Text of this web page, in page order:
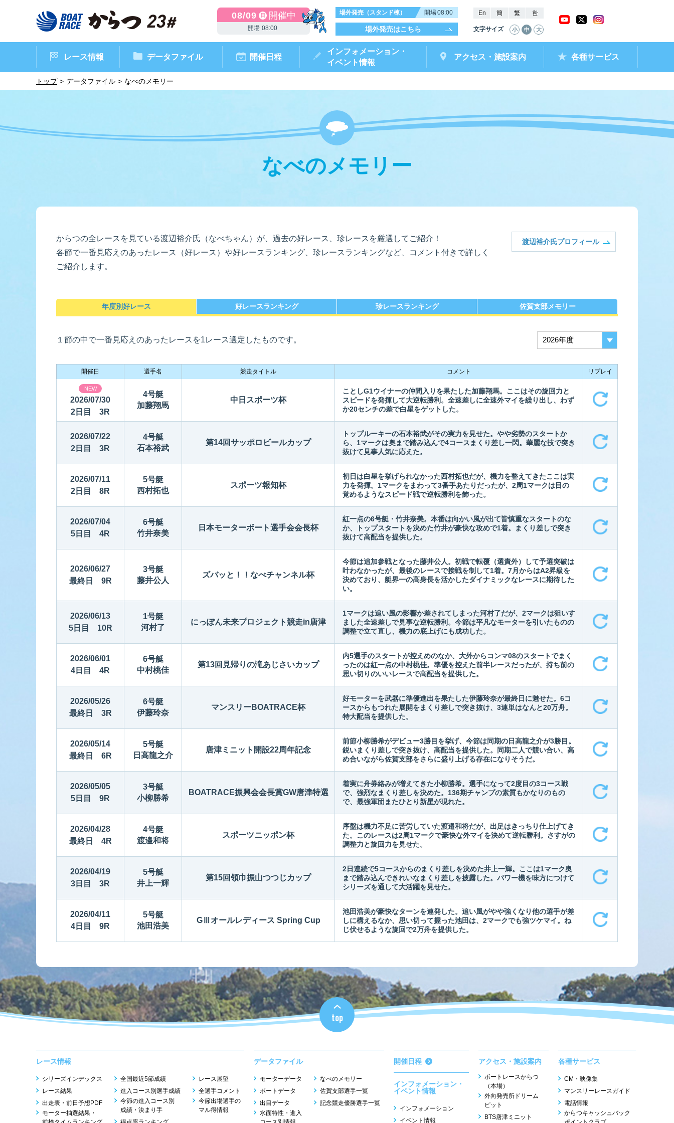
08/09 日 開催中
開場 08:00
場外発売（スタンド棟） 開場08:00
場外発売はこちら
En 簡 繁 한
文字サイズ 小 中 大
レース情報
出走表・前日予想PDF
進入コース別選手成績
今節出場選手のマル得情報
データファイル
出目データ 水面特性・進入コース別情報
佐賀支部選手一覧 記念競走優勝選手一覧
開催日程
インフォメーション・
イベント情報
アクセス・施設案内
外向発売所 ドリームピット
ボートレースチケットショップ
唐津ミニット
各種サービス
電話情報
トップ データファイル なべのメモリー
なべのメモリー
からつの全レースを見ている渡辺裕介氏（なべちゃん）が、過去の好レース、珍レースを厳選してご紹介！
各節で一番見応えのあったレース（好レース）や好レースランキング、珍レースランキングなど、コメント付きで詳しく
ご紹介します。
渡辺裕介氏プロフィール
年度別好レース 好レースランキング 珍レースランキング 佐賀支部メモリー
１節の中で一番見応えのあったレースを1レース選定したものです。
開催日 選手名 競走タイトル コメント リプレイ
NEW
2026/07/30
2日目 3R
4号艇
加藤翔馬
中日スポーツ杯
ことしG1ウイナーの仲間入りを果たした加藤翔馬。ここはその旋回力と
スピードを発揮して大逆転勝利。全速差しに全速外マイを繰り出し、わず
か20センチの差で白星をゲットした。
2026/07/22
2日目 3R
4号艇
石本裕武
第14回サッポロビールカップ
トップルーキーの石本裕武がその実力を見せた。やや劣勢のスタートか
ら、1マークは奥まで踏み込んで4コースまくり差し一閃。華麗な技で突き
抜けて見事人気に応えた。
2026/07/11
2日目 8R
5号艇
西村拓也
スポーツ報知杯
初日は白星を挙げられなかった西村拓也だが、機力を整えてきたここは実
力を発揮。1マークをまわって3番手あたりだったが、2周1マークは目の
覚めるようなスピード戦で逆転勝利を飾った。
2026/07/04
5日目 4R
6号艇
竹井奈美
日本モーターボート選手会会長杯
紅一点の6号艇・竹井奈美。本番は向かい風が出て皆慎重なスタートのな
か、トップスタートを決めた竹井が豪快な攻めで1着。まくり差しで突き
抜けて高配当を提供した。
2026/06/27
最終日 9R
3号艇
藤井公人
ズバッと！！なべチャンネル杯
今節は追加参戦となった藤井公人。初戦で転覆（選責外）して予選突破は
叶わなかったが、最後のレースで接戦を制して1着。7月からはA2昇級を
決めており、艇界一の高身長を活かしたダイナミックなレースに期待した
い。
2026/06/13
5日目 10R
1号艇
河村了
にっぽん未来プロジェクト競走in唐津
1マークは追い風の影響か差されてしまった河村了だが、2マークは狙いす
ました全速差しで見事な逆転勝利。今節は平凡なモーターを引いたものの
調整で立て直し、機力の底上げにも成功した。
2026/06/01
4日目 4R
6号艇
中村桃佳
第13回見帰りの滝あじさいカップ
内5選手のスタートが控えめのなか、大外からコンマ08のスタートでまく
ったのは紅一点の中村桃佳。準優を控えた前半レースだったが、持ち前の
思い切りのいいレースで高配当を提供した。
2026/05/26
最終日 3R
6号艇
伊藤玲奈
マンスリーBOATRACE杯
好モーターを武器に準優進出を果たした伊藤玲奈が最終日に魅せた。6コ
ースからもつれた展開をまくり差しで突き抜け、3連単はなんと20万舟。
特大配当を提供した。
2026/05/14
最終日 6R
5号艇
日高龍之介
唐津ミニット開設22周年記念
前節小柳勝希がデビュー3勝目を挙げ、今節は同期の日高龍之介が3勝目。
鋭いまくり差しで突き抜け、高配当を提供した。同期二人で競い合い、高
め合いながら佐賀支部をさらに盛り上げる存在になりそうだ。
2026/05/05
5日目 9R
3号艇
小柳勝希
BOATRACE振興会会長賞GW唐津特選
着実に舟券絡みが増えてきた小柳勝希。選手になって2度目の3コース戦
で、強烈なまくり差しを決めた。136期チャンプの素質もかなりのもの
で、最強軍団またひとり新星が現れた。
2026/04/28
最終日 4R
4号艇
渡邉和将
スポーツニッポン杯
序盤は機力不足に苦労していた渡邉和将だが、出足はきっちり仕上げてき
た。このレースは2周1マークで豪快な外マイを決めて逆転勝利。さすがの
調整力と旋回力を見せた。
2026/04/19
3日目 3R
5号艇
井上一輝
第15回領巾振山つつじカップ
2日連続で5コースからのまくり差しを決めた井上一輝。ここは1マーク奥
まで踏み込んできれいなまくり差しを披露した。パワー機を味方につけて
シリーズを通して大活躍を見せた。
2026/04/11
4日目 9R
5号艇
池田浩美
GⅢオールレディース Spring Cup
池田浩美が豪快なターンを連発した。追い風がやや強くなり他の選手が差
しに構えるなか、思い切って握った池田は、2マークでも強ツケマイ。ね
じ伏せるような旋回で2万舟を提供した。
top
レース情報
シリーズインデックス
レース結果
出走表・前日予想PDF
モーター抽選結果・
全国最近5節成績
進入コース別選手成績
今節の進入コース別
成績・決まり手
レース展望
全選手コメント
今節出場選手の
マル得情報
データファイル
モーターデータ
ボートデータ
出目データ
水面特性・進入
なべのメモリー
佐賀支部選手一覧
記念競走優勝選手一覧
開催日程
インフォメーション・
イベント情報
インフォメーション
イベント情報
アクセス・施設案内
ボートレースからつ
（本場）
外向発売所ドリーム
ピット
BTS唐津ミニット
各種サービス
CM・映像集
マンスリーレースガイド
電話情報
からつキャッシュバック